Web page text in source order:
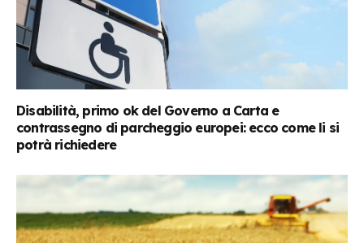
Disabilità, primo ok del Governo a Carta e
contrassegno di parcheggio europei: ecco come li si
potrà richiedere